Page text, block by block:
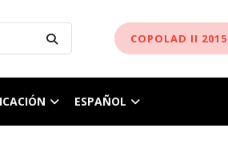
COPOLAD II
ESPAÑOL